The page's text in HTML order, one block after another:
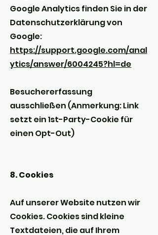
Google Analytics finden Sie in der
Datenschutzerklärung von
Google:
https://support.google.com/anal
ytics/answer/6004245?hl=de
Besuchererfassung
ausschließen (Anmerkung: Link
setzt ein 1st-Party-Cookie für
einen Opt-Out)
8. Cookies
Auf unserer Website nutzen wir
Cookies. Cookies sind kleine
Textdateien, die auf Ihrem